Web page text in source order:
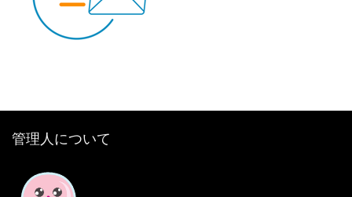
管理人について